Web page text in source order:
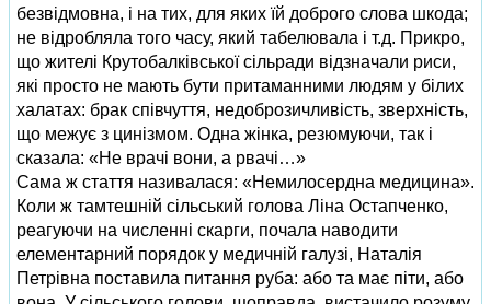
безвідмовна, і на тих, для яких їй доброго слова шкода;
не відробляла того часу, який табелювала і т.д. Прикро,
що жителі Крутобалківської сільради відзначали риси,
які просто не мають бути притаманними людям у білих
халатах: брак співчуття, недоброзичливість, зверхність,
що межує з цинізмом. Одна жінка, резюмуючи, так і
сказала: «Не врачі вони, а рвачі…»
Сама ж стаття називалася: «Немилосердна медицина».
Коли ж тамтешній сільський голова Ліна Остапченко,
реагуючи на численні скарги, почала наводити
елементарний порядок у медичній галузі, Наталія
Петрівна поставила питання руба: або та має піти, або